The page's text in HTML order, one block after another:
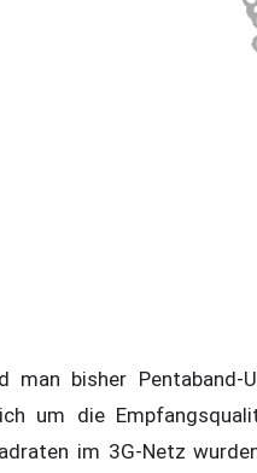
man bisher
um die
im 3G-Netz